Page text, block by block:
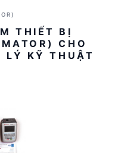
THIẾT BỊ
CHO
LÝ KỸ THUẬT